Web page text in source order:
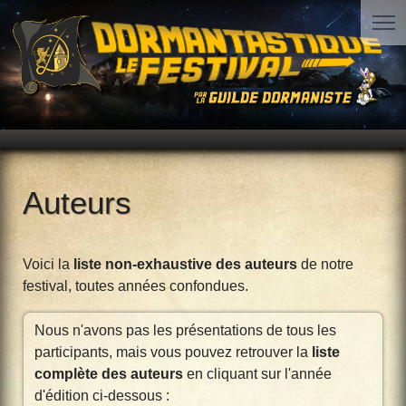
Auteurs
Voici la liste non-exhaustive des auteurs de notre
festival, toutes années confondues.
Nous n'avons pas les présentations de tous les
participants, mais vous pouvez retrouver la liste
complète des auteurs en cliquant sur l'année
d'édition ci-dessous :